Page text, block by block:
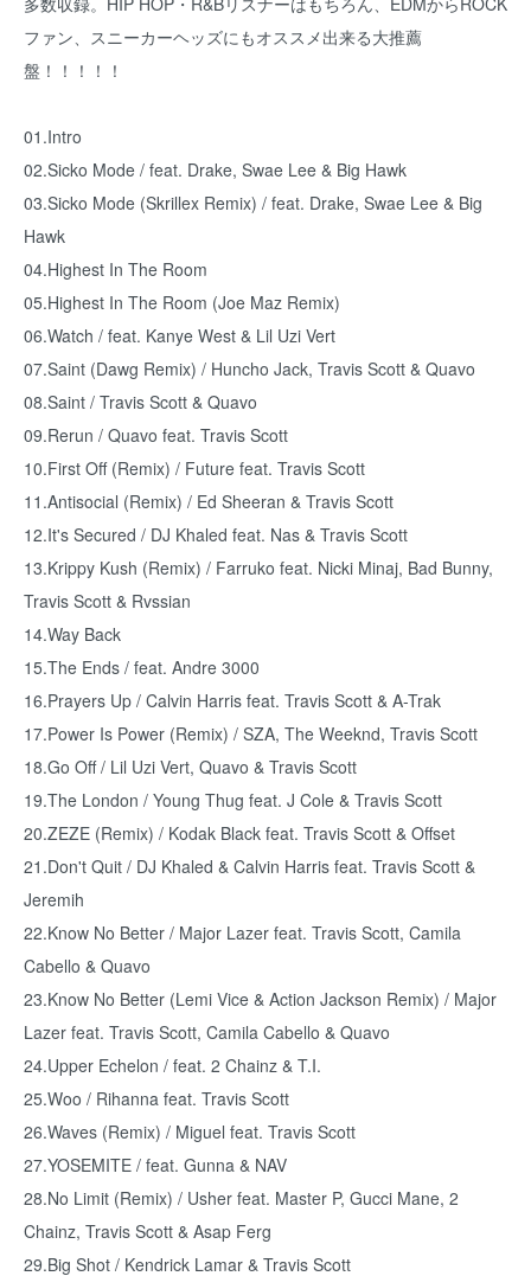
ファン、スニーカーヘッズにもオススメ出来る大推薦
盤！！！！！
01.Intro
02.Sicko Mode / feat. Drake, Swae Lee & Big Hawk
03.Sicko Mode (Skrillex Remix) / feat. Drake, Swae Lee & Big
Hawk
04.Highest In The Room
05.Highest In The Room (Joe Maz Remix)
06.Watch / feat. Kanye West & Lil Uzi Vert
07.Saint (Dawg Remix) / Huncho Jack, Travis Scott & Quavo
08.Saint / Travis Scott & Quavo
09.Rerun / Quavo feat. Travis Scott
10.First Off (Remix) / Future feat. Travis Scott
11.Antisocial (Remix) / Ed Sheeran & Travis Scott
12.It's Secured / DJ Khaled feat. Nas & Travis Scott
13.Krippy Kush (Remix) / Farruko feat. Nicki Minaj, Bad Bunny,
Travis Scott & Rvssian
14.Way Back
15.The Ends / feat. Andre 3000
16.Prayers Up / Calvin Harris feat. Travis Scott & A-Trak
17.Power Is Power (Remix) / SZA, The Weeknd, Travis Scott
18.Go Off / Lil Uzi Vert, Quavo & Travis Scott
19.The London / Young Thug feat. J Cole & Travis Scott
20.ZEZE (Remix) / Kodak Black feat. Travis Scott & Offset
21.Don't Quit / DJ Khaled & Calvin Harris feat. Travis Scott &
Jeremih
22.Know No Better / Major Lazer feat. Travis Scott, Camila
Cabello & Quavo
23.Know No Better (Lemi Vice & Action Jackson Remix) / Major
Lazer feat. Travis Scott, Camila Cabello & Quavo
24.Upper Echelon / feat. 2 Chainz & T.I.
25.Woo / Rihanna feat. Travis Scott
26.Waves (Remix) / Miguel feat. Travis Scott
27.YOSEMITE / feat. Gunna & NAV
28.No Limit (Remix) / Usher feat. Master P, Gucci Mane, 2
Chainz, Travis Scott & Asap Ferg
29.Big Shot / Kendrick Lamar & Travis Scott